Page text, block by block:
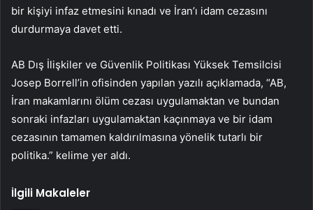
bir kişiyi infaz etmesini kınadı ve İran’ı idam cezasını
durdurmaya davet etti.
AB Dış İlişkiler ve Güvenlik Politikası Yüksek Temsilcisi
Josep Borrell’in ofisinden yapılan yazılı açıklamada, “AB,
İran makamlarını ölüm cezası uygulamaktan ve bundan
sonraki infazları uygulamaktan kaçınmaya ve bir idam
cezasının tamamen kaldırılmasına yönelik tutarlı bir
politika.” kelime yer aldı.
İlgili Makaleler